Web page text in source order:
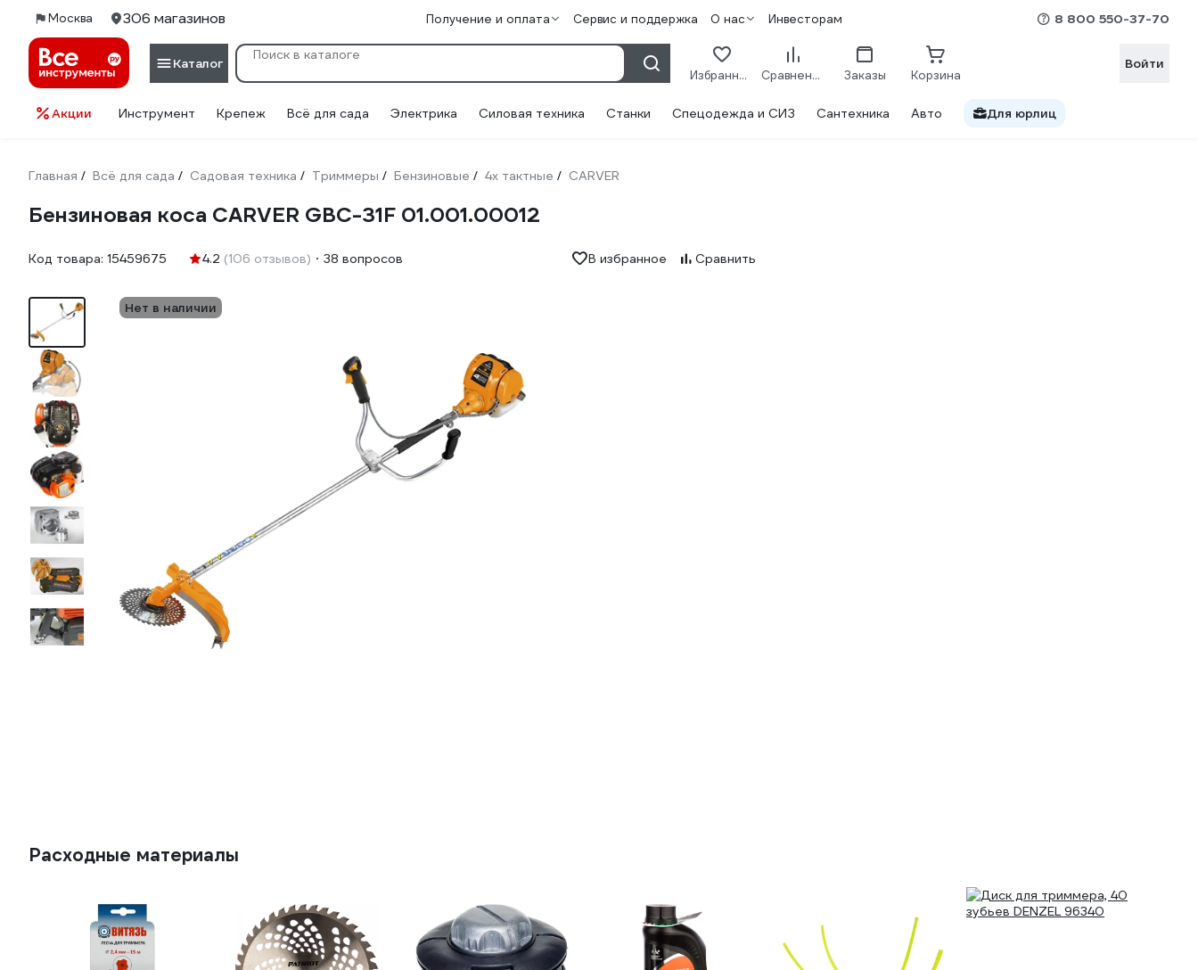
Москва 306 магазинов Получение и оплата Сервис и поддержка О нас Инвесторам 8 800 550-37-70
Каталог
Избранное Сравнение Заказы Корзина
Войти
Акции Инструмент Крепеж Всё для сада Электрика Силовая техника Станки Спецодежда и СИЗ Сантехника Авто Для юрлиц
Главная / Всё для сада / Садовая техника / Триммеры / Бензиновые / 4х тактные / CARVER
Бензиновая коса CARVER GBC-31F 01.001.00012
Код товара: 15459675 4.2 (106 отзывов) 38 вопросов В избранное Сравнить
Нет в наличии
Расходные материалы